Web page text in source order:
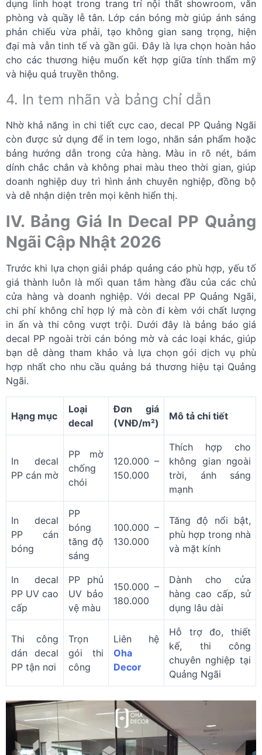
dụng linh hoạt trong trang trí nội thất showroom, văn
phòng và quầy lễ tân. Lớp cán bóng mờ giúp ánh sáng
phản chiếu vừa phải, tạo không gian sang trọng, hiện
đại mà vẫn tinh tế và gần gũi. Đây là lựa chọn hoàn hảo
cho các thương hiệu muốn kết hợp giữa tính thẩm mỹ
và hiệu quả truyền thông.
4. In tem nhãn và bảng chỉ dẫn
Nhờ khả năng in chi tiết cực cao, decal PP Quảng Ngãi
còn được sử dụng để in tem logo, nhãn sản phẩm hoặc
bảng hướng dẫn trong cửa hàng. Màu in rõ nét, bám
dính chắc chắn và không phai màu theo thời gian, giúp
doanh nghiệp duy trì hình ảnh chuyên nghiệp, đồng bộ
và dễ nhận diện trên mọi kênh hiển thị.
IV. Bảng Giá In Decal PP Quảng
Ngãi Cập Nhật 2026
Trước khi lựa chọn giải pháp quảng cáo phù hợp, yếu tố
giá thành luôn là mối quan tâm hàng đầu của các chủ
cửa hàng và doanh nghiệp. Với decal PP Quảng Ngãi,
chi phí không chỉ hợp lý mà còn đi kèm với chất lượng
in ấn và thi công vượt trội. Dưới đây là bảng báo giá
decal PP ngoài trời cán bóng mờ và các loại khác, giúp
bạn dễ dàng tham khảo và lựa chọn gói dịch vụ phù
hợp nhất cho nhu cầu quảng bá thương hiệu tại Quảng
Ngãi.
Hạng mục
Loại
decal
Đơn giá
(VNĐ/m²)
Mô tả chi tiết
In decal
PP cán mờ
PP mờ
chống
chói
120.000 –
150.000
Thích hợp cho
không gian ngoài
trời, ánh sáng
mạnh
In decal
PP cán
bóng
PP
bóng
tăng độ
sáng
100.000 –
130.000
Tăng độ nổi bật,
phù hợp trong nhà
và mặt kính
In decal
PP UV cao
cấp
PP phủ
UV bảo
vệ màu
150.000 –
180.000
Dành cho cửa
hàng cao cấp, sử
dụng lâu dài
Thi công
dán decal
PP tận nơi
Trọn
gói thi
công
Liên hệ
Oha
Decor
Hỗ trợ đo, thiết
kế, thi công
chuyên nghiệp tại
Quảng Ngãi